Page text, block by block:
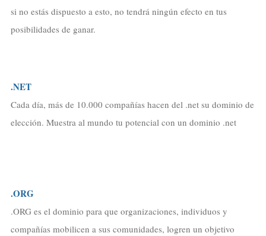
si no estás dispuesto a esto, no tendrá ningún efecto en tus
posibilidades de ganar.
.NET
Cada día, más de 10.000 compañías hacen del .net su dominio de
elección. Muestra al mundo tu potencial con un dominio .net
.ORG
.ORG es el dominio para que organizaciones, individuos y
compañías mobilicen a sus comunidades, logren un objetivo